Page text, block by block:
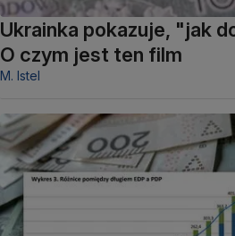
Ukrainka pokazuje, "jak
O czym jest ten film
M. Istel